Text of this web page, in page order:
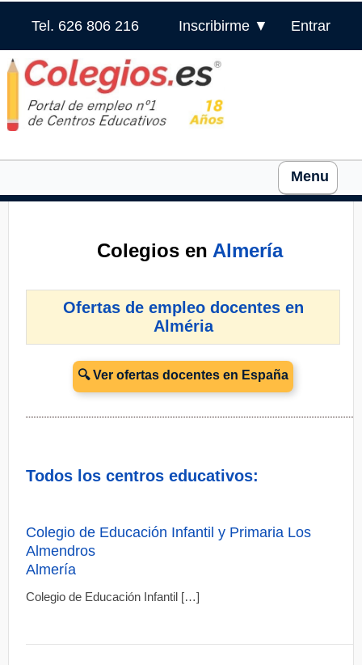
Tel. 626 806 216 Inscribirme ▼ Entrar
Menu
Colegios en Almería
Ofertas de empleo docentes en
Alméria
🔍 Ver ofertas docentes en España
Todos los centros educativos:
Colegio de Educación Infantil y Primaria Los
Almendros
Almería
Colegio de Educación Infantil […]